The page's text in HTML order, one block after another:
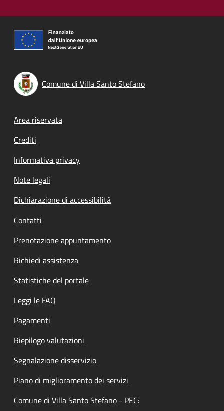
Comune di Villa Santo Stefano
Footer menu
Area riservata
Crediti
Informativa privacy
Note legali
Dichiarazione di accessibilità
Contatti
Prenotazione appuntamento
Richiedi assistenza
Statistiche del portale
Leggi le FAQ
Pagamenti
Riepilogo valutazioni
Segnalazione disservizio
Piano di miglioramento dei servizi
Comune di Villa Santo Stefano - PEC: